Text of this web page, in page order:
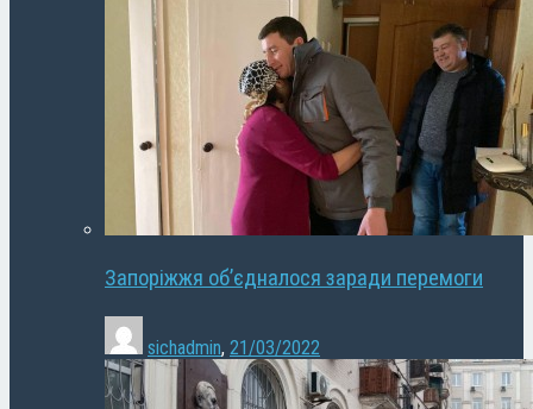
Запоріжжя об’єдналося заради перемоги
sichadmin, 21/03/2022